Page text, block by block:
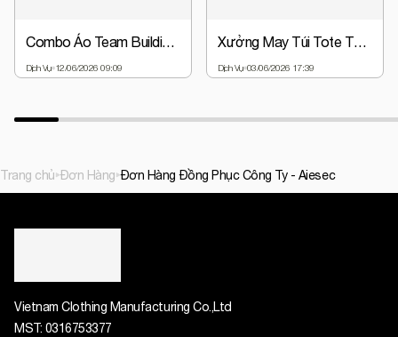
Combo Áo Team Building + Nón Đồng Phục Chỉ Từ 63.000đ | Giá Gốc Tại Xưởng
Dịch Vụ 12/06/2026 09:09
Xưởng May Túi Tote Theo Yêu Cầu - Thiết Kế Miễn Phí, Giá Gốc
Dịch Vụ 03/06/2026 17:39
Trang chủ Đơn Hàng Đơn Hàng Đồng Phục Công Ty - Aiesec
Vietnam Clothing Manufacturing Co.,Ltd
MST: 0316753377